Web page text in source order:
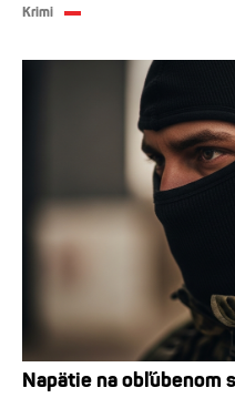
Krimi
Napätie na obľúbenom